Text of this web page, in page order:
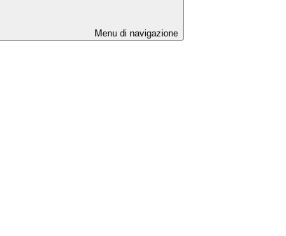
Menu di navigazione